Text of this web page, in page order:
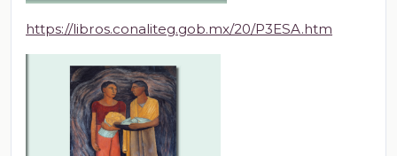
https://libros.conaliteg.gob.mx/20/P3ESA.htm